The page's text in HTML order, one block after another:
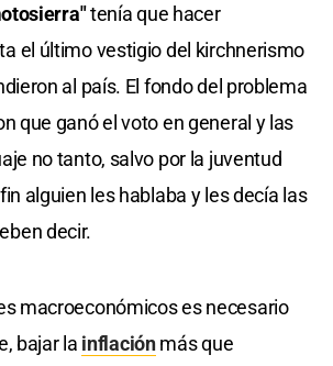
tenía que hacer
el último vestigio del kirchnerismo
al país. El fondo del problema
que ganó el voto en general y las
no tanto, salvo por la juventud
alguien les hablaba y les decía las
decir.
macroeconómicos es necesario
bajar la inflaciónmás que